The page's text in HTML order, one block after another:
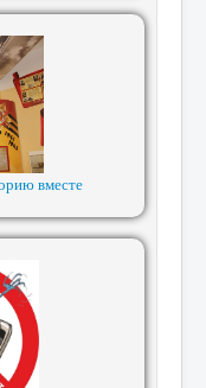
вместе